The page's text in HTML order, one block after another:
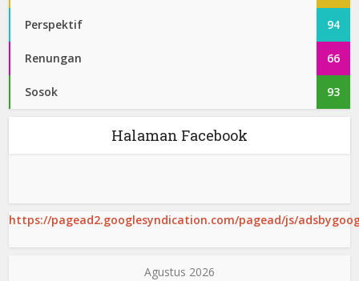
Perspektif 94
Renungan 66
Sosok 93
Halaman Facebook
https://pagead2.googlesyndication.com/pagead/js/
Agustus 2026